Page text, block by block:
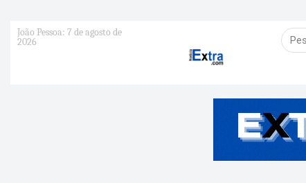
João Pessoa: 7 de agosto de
2026